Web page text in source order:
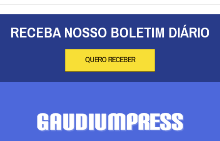
RECEBA NOSSO BOLETIM DIÁRIO
QUERO RECEBER